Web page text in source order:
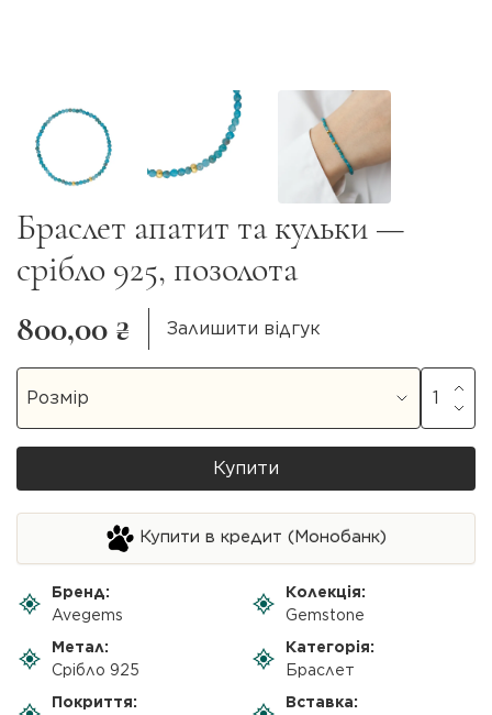
Браслет апатит та кульки —
срібло 925, позолота
800,00 ₴
Залишити відгук
Купити
Купити в кредит (Монобанк)
Бренд:
Avegems
Колекція:
Gemstone
Метал:
Срібло 925
Категорія:
Браслет
Покриття:
Вставка: